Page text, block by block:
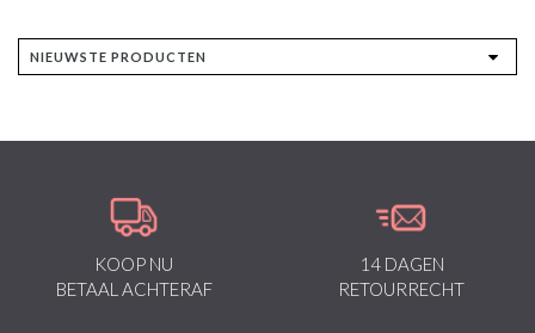
KOOP NU
BETAAL ACHTERAF
14 DAGEN
RETOURRECHT